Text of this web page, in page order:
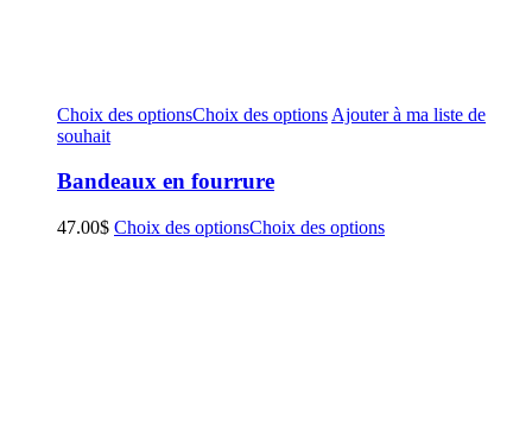
Choix des optionsChoix des options Ajouter à ma liste de
souhait
Bandeaux en fourrure
47.00$ Choix des optionsChoix des options